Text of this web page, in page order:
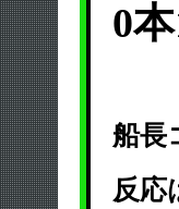
0本
船長
反応